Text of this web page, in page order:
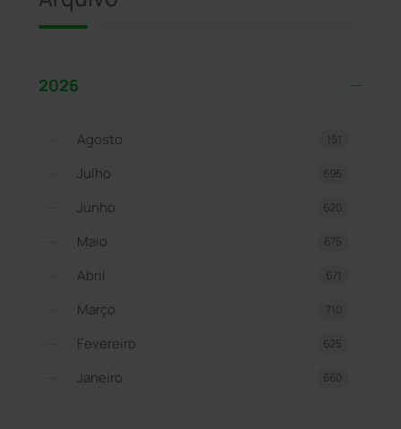
2026
Agosto 151
Julho 695
Junho 620
Maio 675
Abril 671
Março 710
Fevereiro 625
Janeiro 660